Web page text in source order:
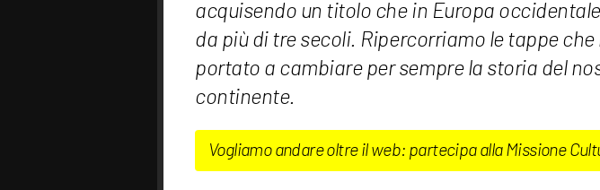
acquisendo un titolo che in Europa
da più di tre secoli. Ripercorriamo le tappe che
portato a cambiare per sempre la storia del
continente.
Vogliamo andare oltre il web: partecipa alla Missione